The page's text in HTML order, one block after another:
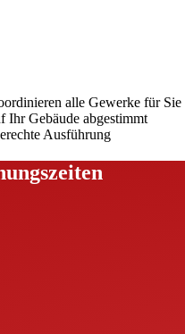
alle Gewerke für Sie
Gebäude abgestimmt
Ausführung